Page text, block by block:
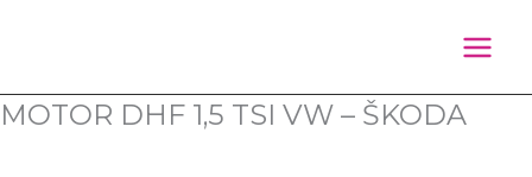
MOTOR DHF 1,5 TSI VW – ŠKODA